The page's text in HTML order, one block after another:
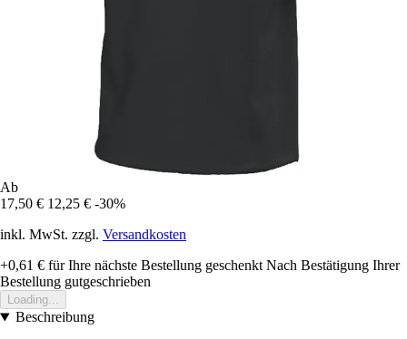
Ab
17,50 € 12,25 € -30%
inkl. MwSt. zzgl. Versandkosten
+0,61 € für Ihre nächste Bestellung geschenkt Nach Bestätigung Ihrer
Bestellung gutgeschrieben
Loading...
Beschreibung